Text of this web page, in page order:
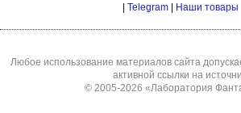
| Telegram | Наши товары
Любое использование материалов сайта
активной ссылки на
© 2005-2026 «Лаборатория